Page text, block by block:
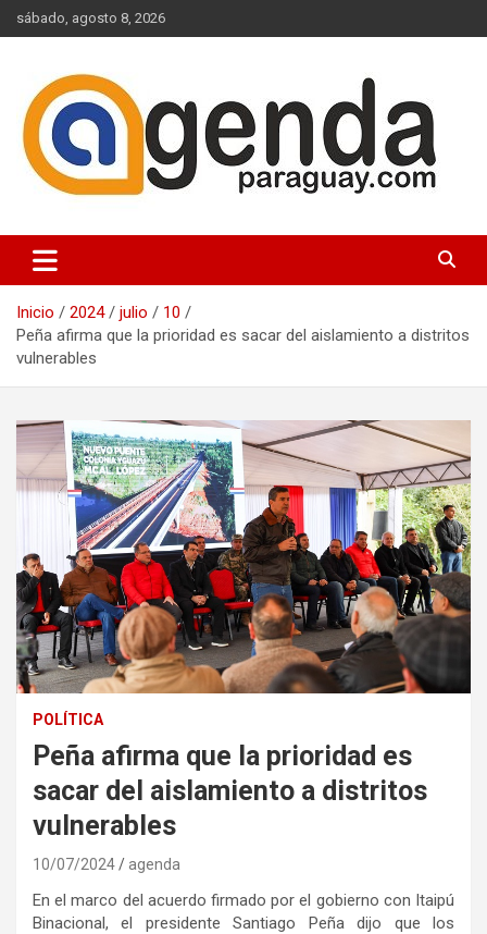
Saltar
al
sábado, agosto 8, 2026
Agenda Paraguay
Inicio 2024 julio
10
Peña afirma que la prioridad es sacar del aislamiento a distritos
vulnerables
POLÍTICA
Peña afirma que la prioridad es
sacar del aislamiento a distritos
vulnerables
10/07/2024 agenda
En el marco del acuerdo firmado por el gobierno con Itaipú
Binacional, el presidente Santiago Peña dijo que los